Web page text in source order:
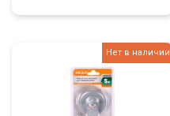
Нет в наличии